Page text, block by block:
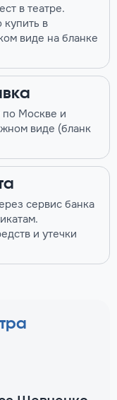
в театре.
в
виде на бланке
по Москве и
виде (бланк
сервис банка
и утечки